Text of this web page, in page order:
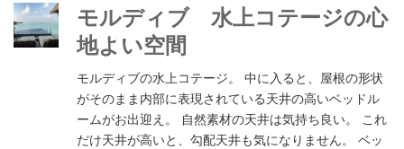
モルディブ 水上コテージの心
地よい空間
モルディブの水上コテージ。 中に入ると、屋根の形状
がそのまま内部に表現されている天井の高いベッドル
ームがお出迎え。 自然素材の天井は気持ち良い。 これ
だけ天井が高いと、勾配天井も気になりません。 ベッ